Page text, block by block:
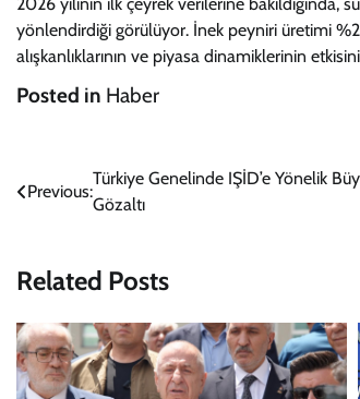
yönlendirdiği görülüyor. İnek peyniri üretimi
alışkanlıklarının ve piyasa dinamiklerinin
Posted in Haber
Yazı
Previous:
Türkiye Genelinde IŞİD’e Yönelik
Gözaltı
Related Posts